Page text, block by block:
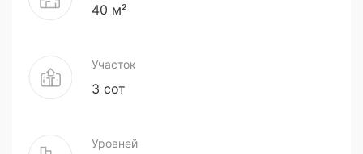
40 м²
Участок
3 сот
Уровней